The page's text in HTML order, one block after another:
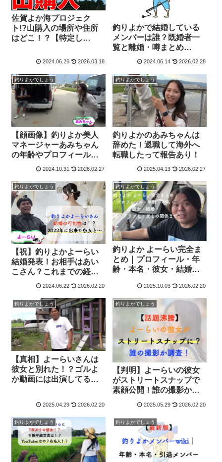
佐賀よか海プロジェク
ト!?山購入の場所や住所
はどこ！？【特定し
2024.06.26 2026.03.18
釣りよかで結婚している
メンバーは誰？既婚者一
覧と離婚・噂まとめ
【2026最新】
2024.06.14 2026.02.28
釣りよかでしょう
【顔画像】釣りよか美人
マネージャーあみちゃん
の年齢やプロフィール
2024.10.31 2026.02.27
釣りよかでしょう
釣りよかのあみちゃんは
辞めた！退職して海外へ
転職したって報告あり！
2025.04.13 2026.02.27
釣りよかでしょう
【祝】釣りよかよーらい
結婚発表！お相手はあい
こさん？これまでの経緯
まとめ【2026最新】
2024.06.22 2026.02.20
釣りよかでしょう
釣りよか よーらい完全ま
とめ｜プロフィール・年
齢・本名・彼女・結婚・
2025.10.03 2026.02.20
釣りよかでしょう
【真相】よーらいさんは
彼女と別れた！？ゴルよ
か動画には出演してるの
2025.04.29 2026.02.20
釣りよかでしょう
【判明】よーらいの彼女
がストリートスナップで
素顔公開！誰の撮影か調
2025.05.29 2026.02.20
釣りよかでしょう 釣りよかでしょう